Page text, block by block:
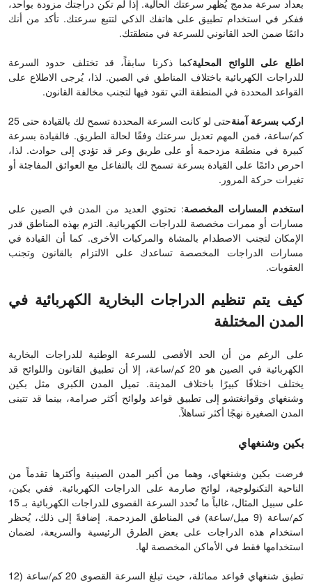
بعداد سرعة مدمج يُظهر سرعتك الحالية. إذا لم تكن دراجتك مزودة بواحد،
ففكر في استخدام تطبيق على هاتفك الذكي لتتبع سرعتك. تأكد من أنك
دائمًا ضمن الحد القانوني للسرعة في منطقتك.
اطلع على اللوائح المحليةكما ذكرنا سابقاً، قد تختلف حدود السرعة
للدراجات الكهربائية باختلاف المناطق في الصين. لذا، يُرجى الاطلاع على
القواعد المحددة في المنطقة التي تقود فيها لتجنب مخالفة القانون.
اركب بسرعة آمنة
حتى لو كانت السرعة المحددة تسمح لك بالقيادة حتى 25
كم/ساعة، فمن المهم تعديل سرعتك وفقًا لحالة الطريق. فالقيادة بسرعة
كبيرة في منطقة مزدحمة أو على طريق وعر قد تؤدي إلى حوادث. لذا،
احرص دائمًا على القيادة بسرعة تسمح لك بالتفاعل مع العوائق المفاجئة أو
تغيرات حركة المرور.
استخدم المسارات المخصصة: تحتوي العديد من المدن في الصين على
مسارات أو ممرات مخصصة للدراجات الكهربائية. التزم بهذه المناطق قدر
الإمكان لتجنب الاصطدام بالمشاة والمركبات الأخرى. كما أن القيادة في
مسارات الدراجات المخصصة تساعدك على الالتزام بالقانون وتجنب
العقوبات.
كيف يتم تنظيم الدراجات البخارية الكهربائية في
المدن المختلفة
على الرغم من أن الحد الأقصى للسرعة الوطنية للدراجات البخارية
الكهربائية في الصين هو 20 كم/ساعة، إلا أن تطبيق القانون واللوائح قد
يختلف اختلافًا كبيرًا باختلاف المدينة. تميل المدن الكبرى مثل بكين
وشنغهاي وقوانغتشو إلى تطبيق قواعد ولوائح أكثر صرامة، بينما قد تتبنى
المدن الصغيرة نهجًا أكثر تساهلاً.
بكين وشنغهاي
فرضت بكين وشنغهاي، وهما من أكبر المدن الصينية وأكثرها تقدماً من
الناحية التكنولوجية، لوائح صارمة على الدراجات الكهربائية. ففي بكين،
على سبيل المثال، غالباً ما تُحدد السرعة القصوى للدراجات الكهربائية بـ 15
كم/ساعة (9 ميل/ساعة) في المناطق المزدحمة. إضافةً إلى ذلك، يُحظر
استخدام هذه الدراجات على بعض الطرق الرئيسية والسريعة، لضمان
استخدامها فقط في الأماكن المخصصة لها.
تطبق شنغهاي قواعد مماثلة، حيث تبلغ السرعة القصوى 20 كم/ساعة (12